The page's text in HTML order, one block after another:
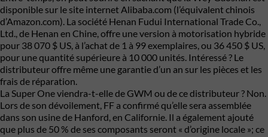
disponible sur le site internet Alibaba.com (l’équivalent chinois
d’Amazon.com). La société Henan Fudui International Trade Co.,
Ltd., de Henan en Chine, offre une version à motorisation hybride
pour 38 070 $ US, à l’achat de 1 à 99 exemplaires, ou 36 450 $ US,
pour une quantité supérieure à 10 000 unités. Intéressé ? Le
distributeur offre même une garantie d’un an sur les pièces et les
frais de réparation.
La Super One viendra-t-elle de GWM ou de ce distributeur ? Non.
Lors de son dévoilement, FF a confirmé qu’elle sera assemblée
dans son usine de Hanford, en Californie. Il a également ajouté
que plus de 50 % de ses composants seront « d’origine locale »; ce